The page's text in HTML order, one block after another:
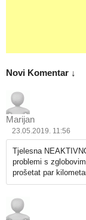
Novi Komentar ↓
Marijan
23.05.2019. 11:56
Tjelesna
problemi s
prošetat par